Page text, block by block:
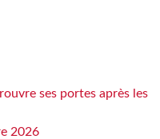
ses portes après les
2026